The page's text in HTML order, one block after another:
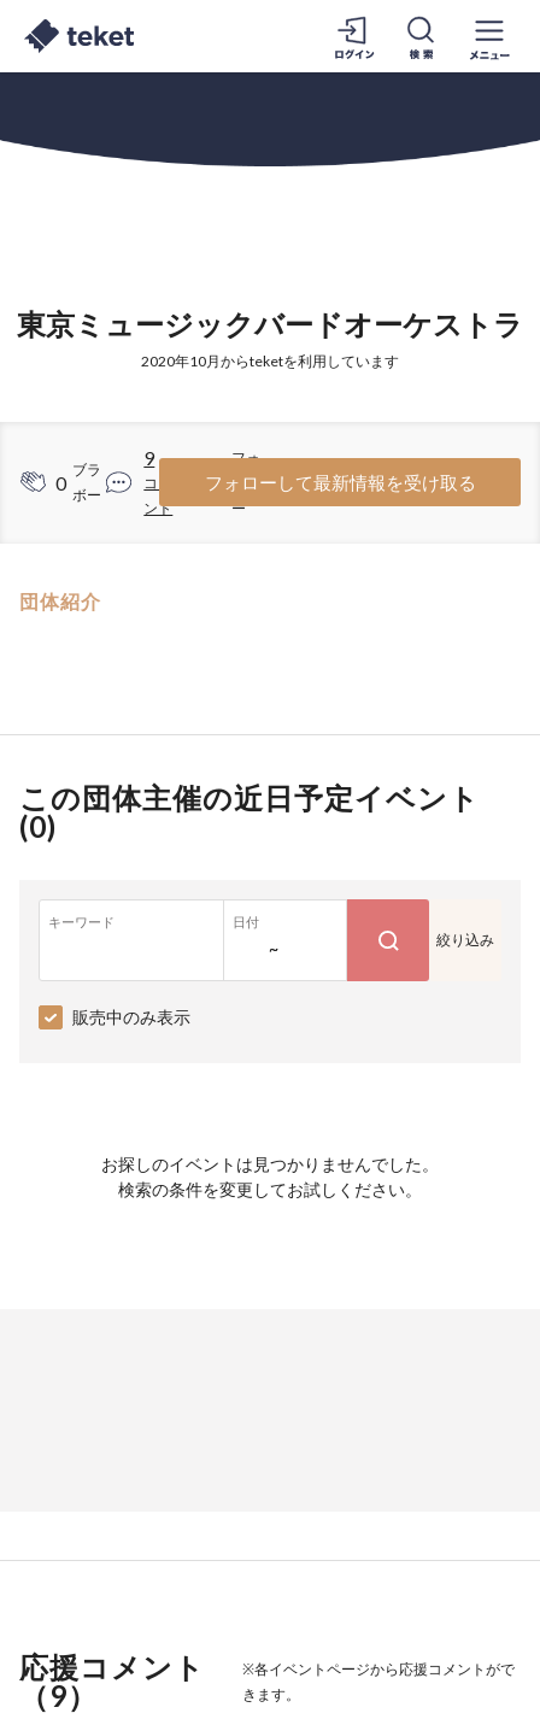
東京ミュージックバードオーケストラ
2020年10月からteketを利用しています
0
ブラ
ボー
9
コメ
ント
3
フォ
ロワ
ー
フォローして最新情報を受け取る
団体紹介
この団体主催の近日予定イベント
(0)
キーワード 日付
~ 絞り込み
販売中のみ表示
お探しのイベントは見つかりませんでした。
検索の条件を変更してお試しください。
応援コメント
（9）
※各イベントページから応援コメントがで
きます。